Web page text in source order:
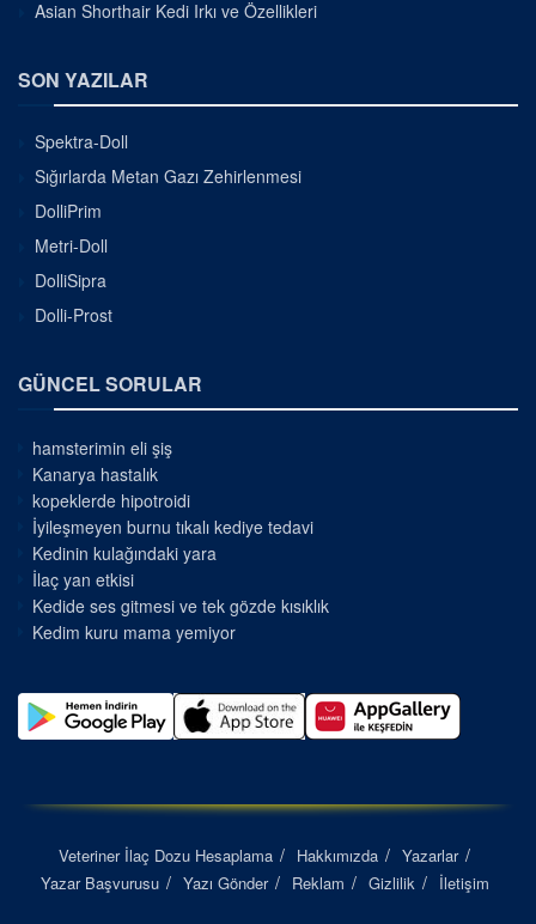
Asian Shorthair Kedi Irkı ve Özellikleri
SON YAZILAR
Spektra-Doll
Sığırlarda Metan Gazı Zehirlenmesi
DolliPrim
Metri-Doll
DolliSipra
Dolli-Prost
GÜNCEL SORULAR
hamsterimin eli şiş
Kanarya hastalık
kopeklerde hipotroidi
İyileşmeyen burnu tıkalı kediye tedavi
Kedinin kulağındaki yara
İlaç yan etkisi
Kedide ses gitmesi ve tek gözde kısıklık
Kedim kuru mama yemiyor
Veteriner İlaç Dozu Hesaplama Hakkımızda
Yazarlar
Yazar Başvurusu
Yazı Gönder Reklam Gizlilik İletişim